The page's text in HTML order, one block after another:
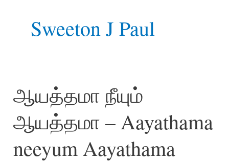
Sweeton J Paul
ஆயத்தமா நீயும்
ஆயத்தமா – Aayathama
neeyum Aayathama